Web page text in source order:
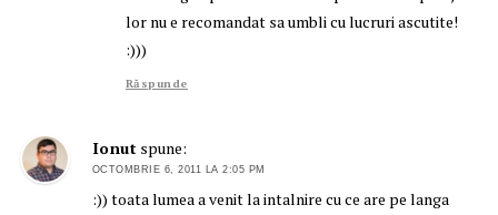
lor nu e recomandat sa umbli cu lucruri ascutite!
:)))
Răspunde
Ionut spune:
OCTOMBRIE 6, 2011 LA 2:05 PM
:)) toata lumea a venit la intalnire cu ce are pe langa